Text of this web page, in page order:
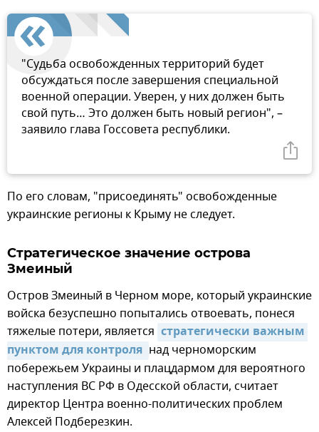
"Судьба освобожденных территорий будет
обсуждаться после завершения специальной
военной операции. Уверен, у них должен быть
свой путь… Это должен быть новый регион", –
заявило глава Госсовета республики.
По его словам, "присоединять" освобожденные
украинские регионы к Крыму не следует.
Стратегическое значение острова
Змеиный
Остров Змеиный в Черном море, который украинские
войска безуспешно попытались отвоевать, понеся
тяжелые потери, является стратегически важным
пунктом для контроля над черноморским
побережьем Украины и плацдармом для вероятного
наступления ВС РФ в Одесской области, считает
директор Центра военно-политических проблем
Алексей Подберезкин.